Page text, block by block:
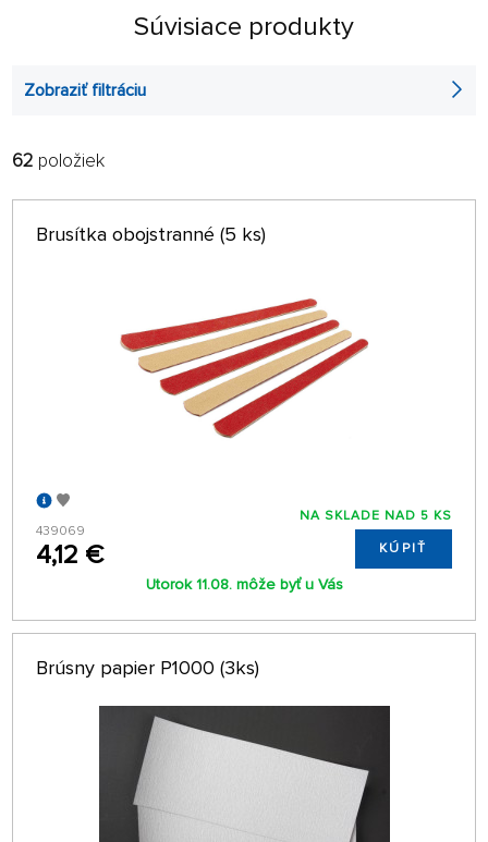
Súvisiace produkty
Zobraziť filtráciu
FILTROVAŤ:
ABECEDNE
62 položiek
Brusítka obojstranné (5 ks)
439069
4,12 €
NA SKLADE NAD 5 KS
KÚPIŤ
Utorok 11.08. môže byť u Vás
Brúsny papier P1000 (3ks)